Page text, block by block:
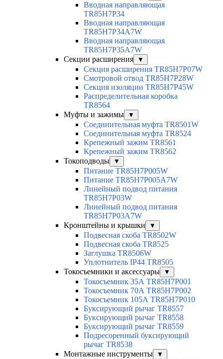
Вводная направляющая
TR85H7P34
Вводная направляющая
TR85H7P34A7W
Вводная направляющая
TR85H7P35A7W
Секции расширения
▼
Секция расширения TR85H7P07W
Смотровой отвод TR85H7P28W
Секция изоляции TR85H7P45W
Распределительная коробка
TR8564
Муфты и зажимы
▼
Соединительная муфта TR8501W
Соединительная муфта TR8524
Крепежный зажим TR8561
Крепежный зажим TR8562
Токоподводы
▼
Питание TR85H7P005W
Питание TR85H7P005A7W
Линейный подвод питания
TR85H7P03W
Линейный подвод питания
TR85H7P03A7W
Кронштейны и крышки
▼
Подвесная скоба TR8502W
Подвесная скоба TR8525
Заглушка TR8506W
Уплотнитель IP44 TR8505
Токосъемники и аксессуары
▼
Токосъемник 35А TR85H7P001
Токосъемник 70А TR85H7P002
Токосъемник 105А TR85H7P010
Буксирующий рычаг TR8557
Буксирующий рычаг TR8558
Буксирующий рычаг TR8559
Подресоренный буксирующий
рычаг TR8538
Монтажные инструменты
▼